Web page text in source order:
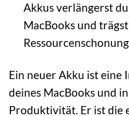
Akkus verlängerst
MacBooks und
Ein neuer Akku ist
deines MacBooks und
Produktivität. Er ist die